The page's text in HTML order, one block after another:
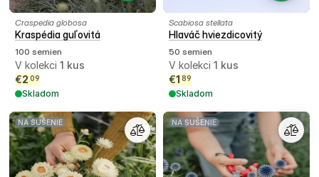
Craspedia globosa
Kraspédia guľovitá
100 semien
V kolekci 1 kus
€2 09
Skladom
Scabiosa stellata
Hlaváč hviezdicovitý
50 semien
V kolekci 1 kus
€1 89
Skladom
NA SUŠENIE NA SUŠENIE